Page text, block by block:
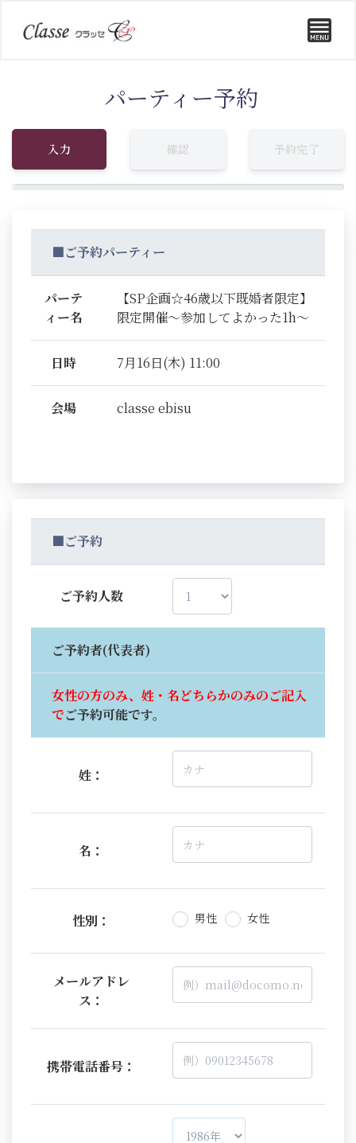
パーティー予約
入力 確認 予約完了
■ご予約パーティー
パーテ
ィー名
【SP企画☆46歳以下既婚者限定】
限定開催～参加してよかった1h～
日時 7月16日(木) 11:00
会場 classe ebisu
■ご予約
ご予約人数
ご予約者(代表者)
女性の方のみ、姓・名どちらかのみのご記入
でご予約可能です。
姓：
名：
性別： 男性 女性
メールアドレ
ス：
携帯電話番号：